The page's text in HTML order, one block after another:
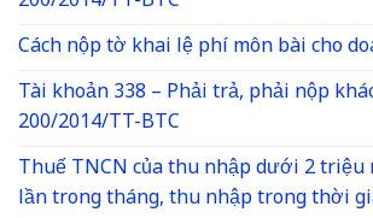
Cách nộp tờ khai lệ phí môn bài cho
Tài khoản 338 – Phải trả, phải nộp
200/2014/TT-BTC
Thuế TNCN của thu nhập dưới 2
lần trong tháng, thu nhập trong thời